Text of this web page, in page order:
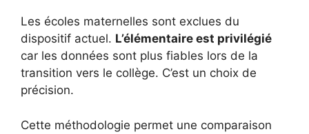
Les écoles maternelles sont exclues du
dispositif actuel. L’élémentaire est privilégié
car les données sont plus fiables lors de la
transition vers le collège. C’est un choix de
précision.
Cette méthodologie permet une comparaison